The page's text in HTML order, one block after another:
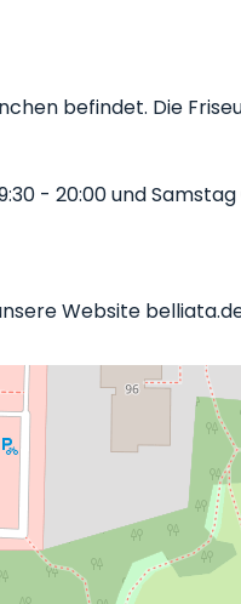
befindet. Die
- 20:00 und Samstag
Website